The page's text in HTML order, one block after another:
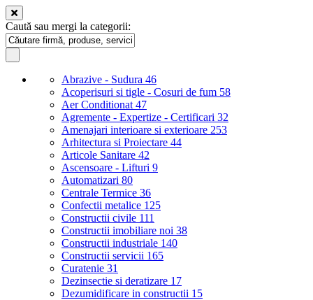
Caută sau mergi la categorii:
Abrazive - Sudura 46
Acoperisuri si tigle - Cosuri de fum 58
Aer Conditionat 47
Agremente - Expertize - Certificari 32
Amenajari interioare si exterioare 253
Arhitectura si Proiectare 44
Articole Sanitare 42
Ascensoare - Lifturi 9
Automatizari 80
Centrale Termice 36
Confectii metalice 125
Constructii civile 111
Constructii imobiliare noi 38
Constructii industriale 140
Constructii servicii 165
Curatenie 31
Dezinsectie si deratizare 17
Dezumidificare in constructii 15